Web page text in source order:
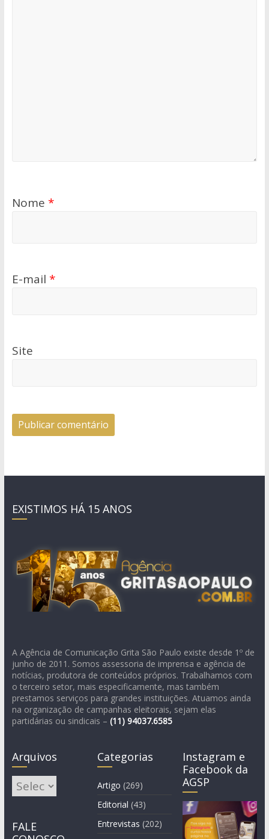
Nome *
E-mail *
Site
EXISTIMOS HÁ 15 ANOS
A Agência de Comunicação Grita São Paulo existe desde 1º de
junho de 2011. Somos assessoria de imprensa e agência de
notícias, produtora de conteúdos próprios. Trabalhamos com
o terceiro setor, mais especificamente, mas também
prestamos serviços para grandes instituições. Atuamos ainda
na organização de campanhas eleitorais, sejam elas
partidárias ou sindicais – (11) 94037.6585
Arquivos
Arquivos
FALE
Categorias
Artigo (269)
Editorial (43)
Entrevistas (202)
Instagram e
Facebook da
AGSP